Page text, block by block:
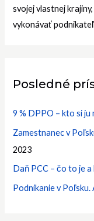
svojej vlastnej
vykonávať
Posledné
9 % DPPO – kto si
Zamestnanec v
2023
Daň PCC – čo to je
Podnikanie v Poľsku.